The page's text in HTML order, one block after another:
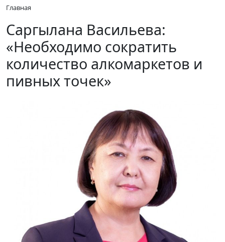
Главная
Саргылана Васильева:
«Необходимо сократить
количество алкомаркетов и
пивных точек»